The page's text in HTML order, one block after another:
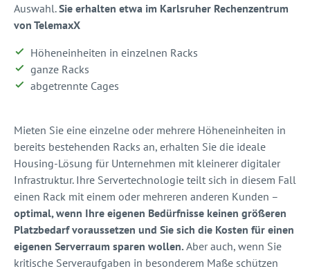
Auswahl.Sie erhalten etwa im Karlsruher Rechenzentrum
von TelemaxX
Höheneinheiten in einzelnen Racks
ganze Racks
abgetrennte Cages
Mieten Sie eine einzelne oder mehrere Höheneinheiten in
bereits bestehenden Racks an, erhalten Sie die ideale
Housing-Lösung für Unternehmen mit kleinerer digitaler
Infrastruktur. Ihre Servertechnologie teilt sich in diesem Fall
einen Rack mit einem oder mehreren anderen Kunden –
optimal, wenn Ihre eigenen Bedürfnisse keinen größeren
Platzbedarf voraussetzen und Sie sich die Kosten für einen
eigenen Serverraum sparen wollen. Aber auch, wenn Sie
kritische Serveraufgaben in besonderem Maße schützen